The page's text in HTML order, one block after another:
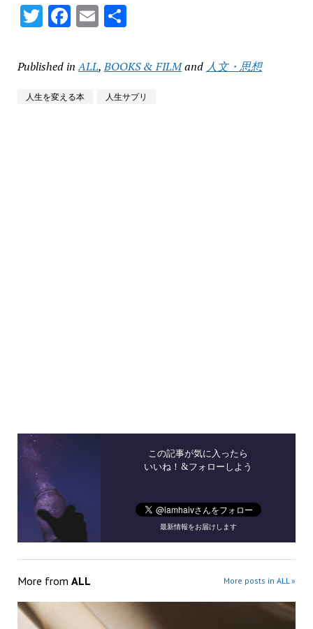
Twitter
Facebook
Email
共
Published in ALL,BOOKS & FILMand 人文・思想
人生を変える本 人生サプリ
この記事が気に入ったら
いいね！&フォローしよう
最新情報をお届けします
More from ALL More posts in ALL »